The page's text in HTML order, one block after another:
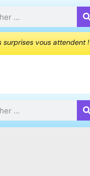
surprises vous attendent !